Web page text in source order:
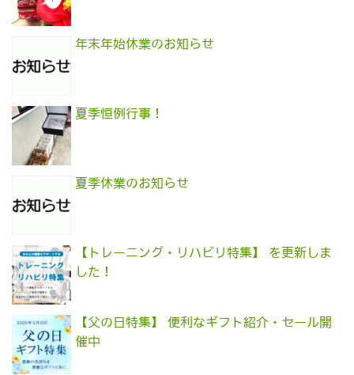
年末年始休業のお知らせ
夏季恒例行事！
夏季休業のお知らせ
【トレーニング・リハビリ特集】 を更新しま
した！
【父の日特集】 便利なギフト紹介・セール開
催中